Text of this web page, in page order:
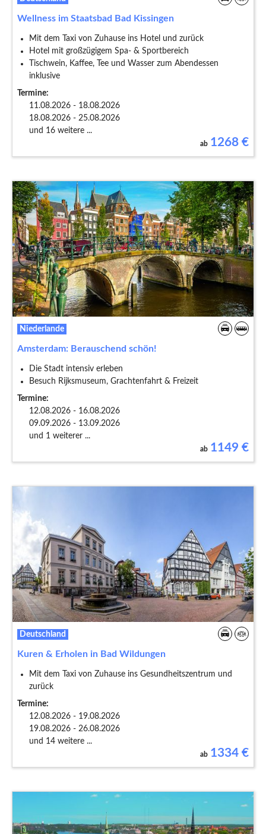
Wellness im Staatsbad Bad Kissingen
Mit dem Taxi von Zuhause ins Hotel und zurück
Hotel mit großzügigem Spa- & Sportbereich
Tischwein, Kaffee, Tee und Wasser zum Abendessen
inklusive
Termine:
11.08.2026 - 18.08.2026
18.08.2026 - 25.08.2026
und 16 weitere ...
ab 1268 €
Niederlande
Amsterdam: Berauschend schön!
Die Stadt intensiv erleben
Besuch Rijksmuseum, Grachtenfahrt & Freizeit
Termine:
12.08.2026 - 16.08.2026
09.09.2026 - 13.09.2026
und 1 weiterer ...
ab 1149 €
Deutschland
Kuren & Erholen in Bad Wildungen
Mit dem Taxi von Zuhause ins Gesundheitszentrum und
zurück
Termine:
12.08.2026 - 19.08.2026
19.08.2026 - 26.08.2026
und 14 weitere ...
ab 1334 €